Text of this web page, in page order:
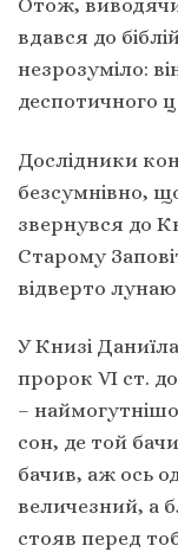
Отож,
вдався до
незрозуміло:
деспотичного
Дослідники
безсумнівно,
звернувся до
Старому
відверто
У Книзі
пророк VI ст.
–
сон, де той
бачив, аж ось
величезний, а
стояв перед